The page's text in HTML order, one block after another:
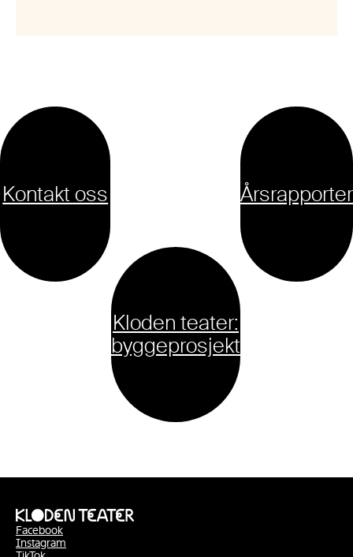
Kontakt oss
Kloden teater:
byggeprosjekt
Årsrapporter
Facebook
Instagram